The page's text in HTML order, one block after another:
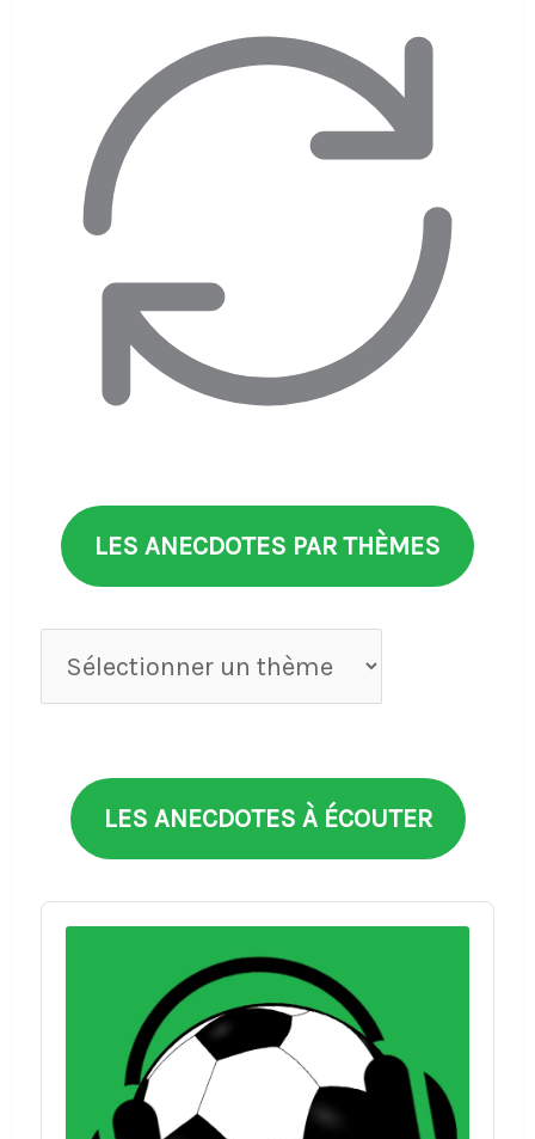
LES ANECDOTES PAR THÈMES
Anecdotes
par
LES ANECDOTES À ÉCOUTER
Audio
Player